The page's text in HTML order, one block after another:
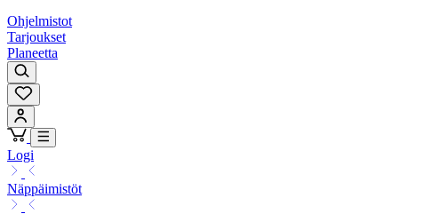
Ohjelmistot
Tarjoukset
Planeetta
Logi
Näppäimistöt